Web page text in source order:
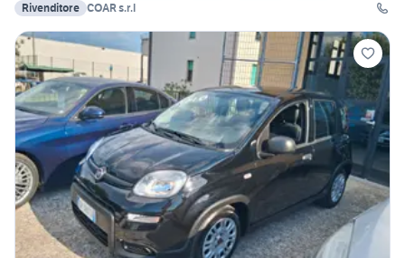
Rivenditore COAR s.r.l